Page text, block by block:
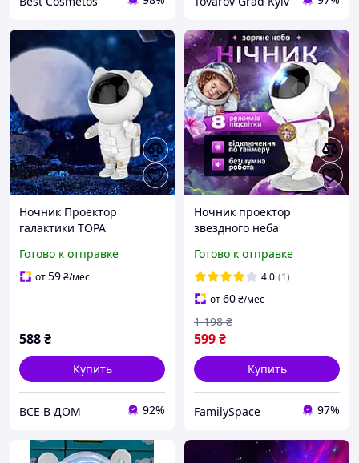
Ночник Проектор
галактики TOPA
пультом ДУ
Готово к отправке
от59₴/мес
588₴
Купить
ВСЕ В ДОМ 92%
Ночник проектор
звездного неба
Лазерный настольный
светильник Астронавт
галактики с пультом
Готово к отправке
4.0 (1)
от60₴/мес
599₴
1 198 ₴
Купить
FamilySpace 97%